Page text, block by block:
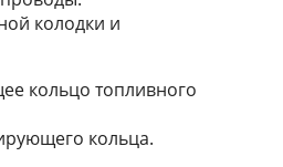
колодки и
кольцо топливного
кольца.